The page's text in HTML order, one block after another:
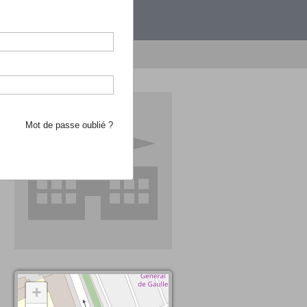
recherche d'école
+
Mot de passe oublié ?